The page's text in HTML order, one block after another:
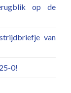
op de
van
0!